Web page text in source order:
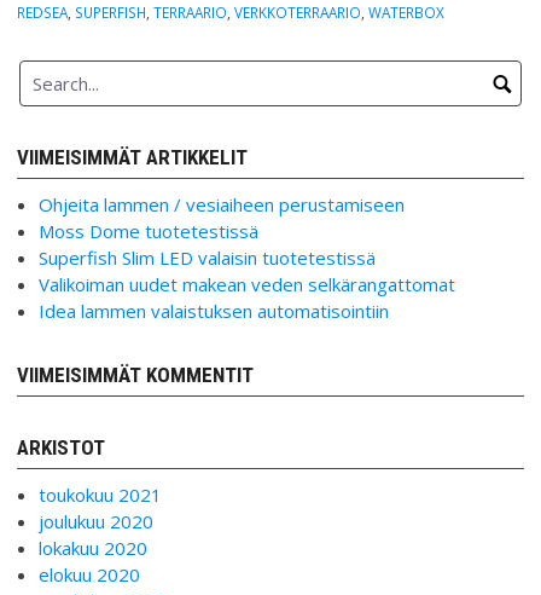
REDSEA SUPERFISH ,TERRAARIO ,VERKKOTERRAARIO ,WATERBOX
VIIMEISIMMÄT ARTIKKELIT
Ohjeita lammen / vesiaiheen perustamiseen
Moss Dome tuotetestissä
Superfish Slim LED valaisin tuotetestissä
Valikoiman uudet makean veden selkärangattomat
Idea lammen valaistuksen automatisointiin
VIIMEISIMMÄT KOMMENTIT
ARKISTOT
toukokuu 2021
joulukuu 2020
lokakuu 2020
elokuu 2020